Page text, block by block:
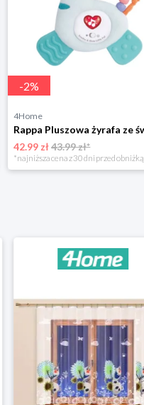
-2%
4Home
42.99 zł43.99 zł*
*najniższa cena z 30 dni przed obniżką